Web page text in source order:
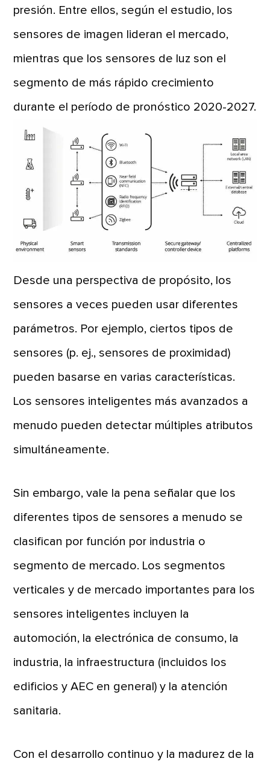
presión. Entre ellos, según el estudio, los
sensores de imagen lideran el mercado,
mientras que los sensores de luz son el
segmento de más rápido crecimiento
durante el período de pronóstico 2020-2027.
Desde una perspectiva de propósito, los
sensores a veces pueden usar diferentes
parámetros. Por ejemplo, ciertos tipos de
sensores (p. ej., sensores de proximidad)
pueden basarse en varias características.
Los sensores inteligentes más avanzados a
menudo pueden detectar múltiples atributos
simultáneamente.
Sin embargo, vale la pena señalar que los
diferentes tipos de sensores a menudo se
clasifican por función por industria o
segmento de mercado. Los segmentos
verticales y de mercado importantes para los
sensores inteligentes incluyen la
automoción, la electrónica de consumo, la
industria, la infraestructura (incluidos los
edificios y AEC en general) y la atención
sanitaria.
Con el desarrollo continuo y la madurez de la